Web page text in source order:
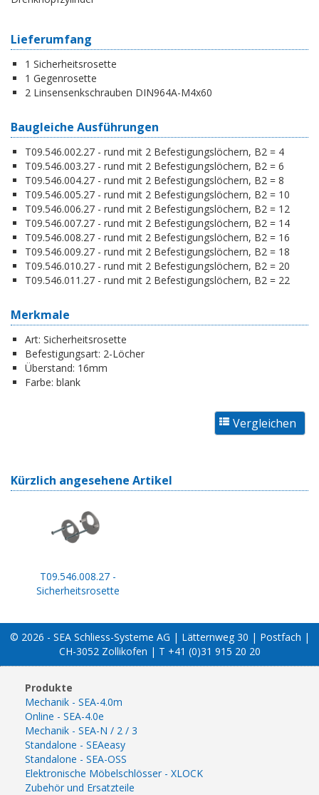
Lieferumfang
1 Sicherheitsrosette
1 Gegenrosette
2 Linsensenkschrauben DIN964A-M4x60
Baugleiche Ausführungen
T09.546.002.27 - rund mit 2 Befestigungslöchern, B2 = 4
T09.546.003.27 - rund mit 2 Befestigungslöchern, B2 = 6
T09.546.004.27 - rund mit 2 Befestigungslöchern, B2 = 8
T09.546.005.27 - rund mit 2 Befestigungslöchern, B2 = 10
T09.546.006.27 - rund mit 2 Befestigungslöchern, B2 = 12
T09.546.007.27 - rund mit 2 Befestigungslöchern, B2 = 14
T09.546.008.27 - rund mit 2 Befestigungslöchern, B2 = 16
T09.546.009.27 - rund mit 2 Befestigungslöchern, B2 = 18
T09.546.010.27 - rund mit 2 Befestigungslöchern, B2 = 20
T09.546.011.27 - rund mit 2 Befestigungslöchern, B2 = 22
Merkmale
Art: Sicherheitsrosette
Befestigungsart: 2-Löcher
Überstand: 16mm
Farbe: blank
Kürzlich angesehene Artikel
T09.546.008.27 -
Sicherheitsrosette
© 2026 - SEA Schliess-Systeme AG | Lätternweg 30 | Postfach |
CH-3052 Zollikofen | T +41 (0)31 915 20 20
Produkte
Mechanik - SEA-4.0m
Online - SEA-4.0e
Mechanik - SEA-N / 2 / 3
Standalone - SEAeasy
Standalone - SEA-OSS
Elektronische Möbelschlösser - XLOCK
Zubehör und Ersatzteile